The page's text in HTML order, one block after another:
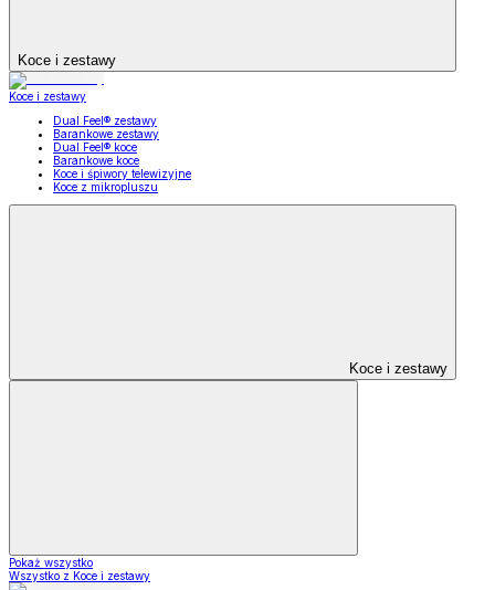
Koce i zestawy
Koce i zestawy
Dual Feel® zestawy
Barankowe zestawy
Dual Feel® koce
Barankowe koce
Koce i śpiwory telewizyjne
Koce z mikropluszu
Koce i zestawy
Pokaż wszystko
Wszystko z Koce i zestawy